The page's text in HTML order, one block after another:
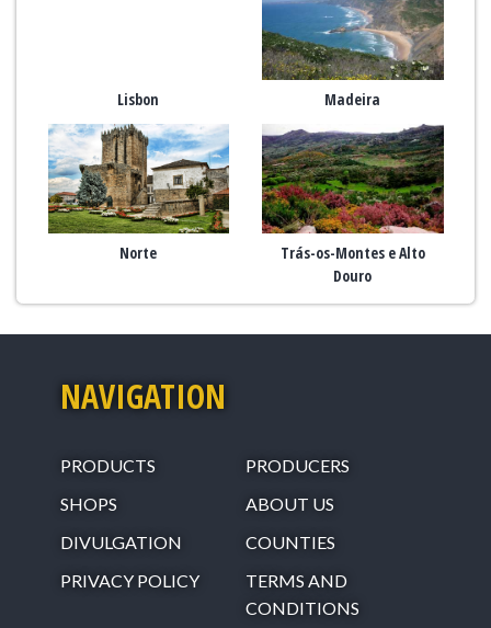
Lisbon Madeira
Norte
Trás-os-Montes e Alto
Douro
NAVIGATION
PRODUCTS
PRODUCERS
SHOPS
ABOUT US
DIVULGATION
COUNTIES
PRIVACY POLICY
TERMS AND
CONDITIONS